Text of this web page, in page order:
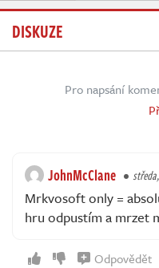
DISKUZE
Pro napsání
JohnMcClane
Mrkvosoft only =
hru odpustím a mrzet
Odpovědět